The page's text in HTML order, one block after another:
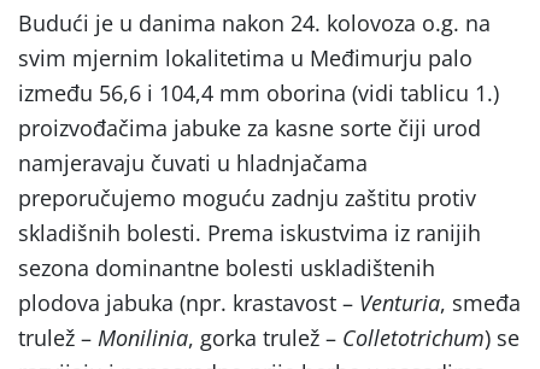
Budući je u danima nakon 24. kolovoza o.g. na
svim mjernim lokalitetima u Međimurju palo
između 56,6 i 104,4 mm oborina (vidi tablicu 1.)
proizvođačima jabuke za kasne sorte čiji urod
namjeravaju čuvati u hladnjačama
preporučujemo moguću zadnju zaštitu protiv
skladišnih bolesti. Prema iskustvima iz ranijih
sezona dominantne bolesti uskladištenih
plodova jabuka (npr. krastavost – Venturia, smeđa
trulež – Monilinia, gorka trulež – Colletotrichum) se